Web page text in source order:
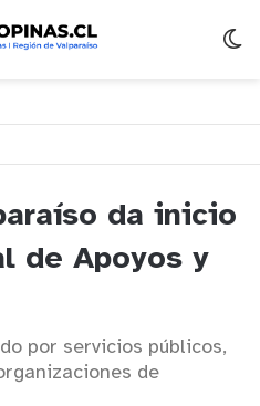
da inicio
de Apoyos y
por servicios públicos,
de